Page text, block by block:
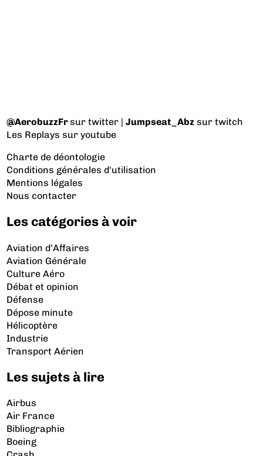
@AerobuzzFrsur twitter |Jumpseat_Abz sur twitch
Les Replays sur youtube
Charte de déontologie
Conditions générales d'utilisation
Mentions légales
Nous contacter
Les catégories à voir
Aviation d’Affaires
Aviation Générale
Culture Aéro
Débat et opinion
Défense
Dépose minute
Hélicoptère
Industrie
Transport Aérien
Les sujets à lire
Airbus
Air France
Bibliographie
Boeing